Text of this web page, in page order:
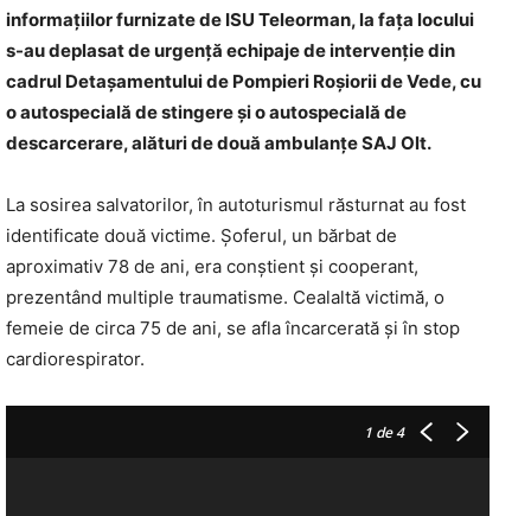
informațiilor furnizate de ISU Teleorman, la fața locului
s-au deplasat de urgență echipaje de intervenție din
cadrul Detașamentului de Pompieri Roșiorii de Vede, cu
o autospecială de stingere și o autospecială de
descarcerare, alături de două ambulanțe SAJ Olt.
La sosirea salvatorilor, în autoturismul răsturnat au fost
identificate două victime. Șoferul, un bărbat de
aproximativ 78 de ani, era conștient și cooperant,
prezentând multiple traumatisme. Cealaltă victimă, o
femeie de circa 75 de ani, se afla încarcerată și în stop
cardiorespirator.
1 de 4